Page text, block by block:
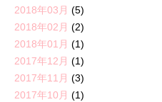
2018年03月 (5)
2018年02月 (2)
2018年01月 (1)
2017年12月 (1)
2017年11月 (3)
2017年10月 (1)